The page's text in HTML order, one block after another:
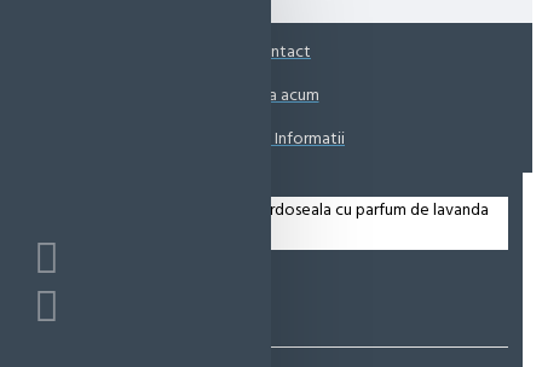
Contact
Suna acum
Solicita Informatii